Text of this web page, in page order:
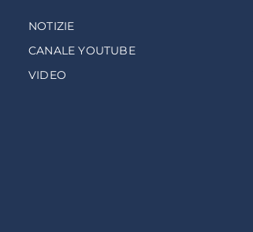
NOTIZIE
CANALE YOUTUBE
VIDEO